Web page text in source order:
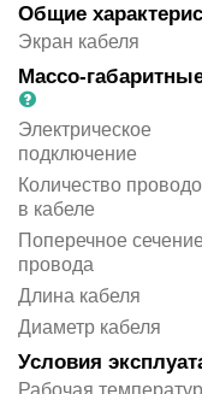
Общие
Экран кабеля
Массо-
Электрическое
подключение
Количество
в кабеле
Поперечное сечение
провода
Длина кабеля
Диаметр кабеля
Условия